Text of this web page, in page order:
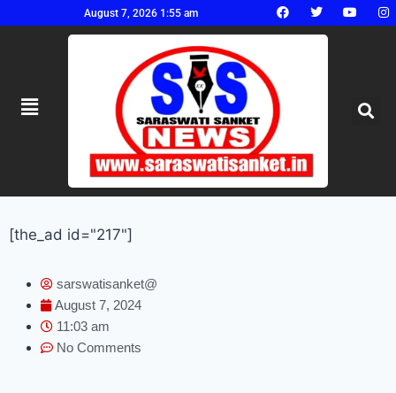
August 7, 2026 1:55 am
[the_ad id="217"]
sarswatisanket@
August 7, 2024
11:03 am
No Comments